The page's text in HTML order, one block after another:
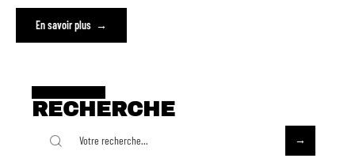
En savoir plus
RECHERCHE